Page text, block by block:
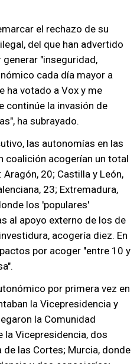
el rechazo de su
del que han advertido
generar "inseguridad,
cada día mayor a
ha votado a Vox y me
continúe la invasión de
ha subrayado.
las autonomías en las
coalición acogerían un total
20; Castilla y León,
23; Extremadura,
los 'populares'
al apoyo externo de los de
acogería diez. En
por acoger "entre 10 y
por primera vez en
la Vicepresidencia y
la Comunidad
la Vicepresidencia, dos
las Cortes; Murcia, donde